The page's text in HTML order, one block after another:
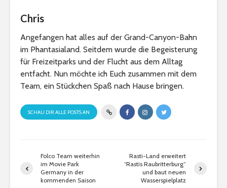
Chris
Angefangen hat alles auf der Grand-Canyon-Bahn
im Phantasialand. Seitdem wurde die Begeisterung
für Freizeitparks und der Flucht aus dem Alltag
entfacht. Nun möchte ich Euch zusammen mit dem
Team, ein Stückchen Spaß nach Hause bringen.
SCHAU DIR ALLE POSTS AN
Folco Team weiterhin
im Movie Park
Germany in der
kommenden Saison
Rasti-Land erweitert
“Rastis Raubritterburg”
und baut neuen
Wasserspielplatz